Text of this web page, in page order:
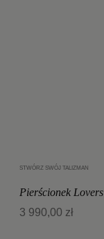
STWÓRZ SWÓJ TALIZMAN
Pierścionek
3 990,00 zł